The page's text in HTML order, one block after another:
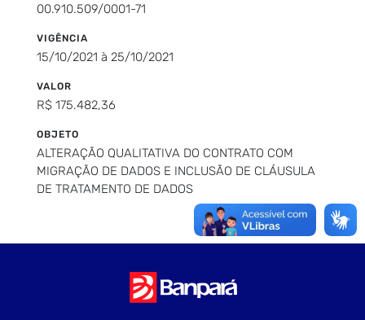
00.910.509/0001-71
VIGÊNCIA
15/10/2021 à 25/10/2021
VALOR
R$ 175.482,36
OBJETO
ALTERAÇÃO QUALITATIVA DO CONTRATO COM
MIGRAÇÃO DE DADOS E INCLUSÃO DE CLÁUSULA
DE TRATAMENTO DE DADOS